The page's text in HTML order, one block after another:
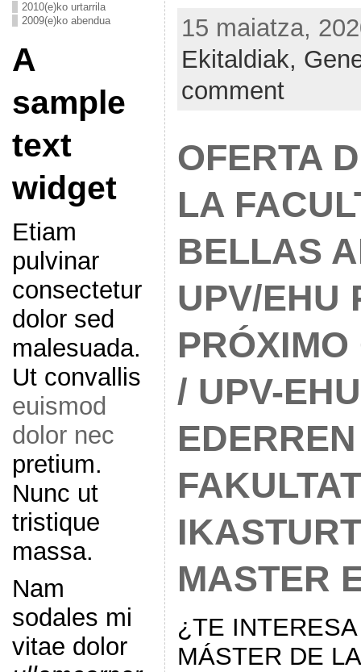
2010(e)ko urtarrila
2009(e)ko abendua
A
sample
text
widget
Etiam
pulvinar
consectetur
dolor sed
malesuada.
Ut convallis
euismod
dolor nec
pretium.
Nunc ut
tristique
massa.
Nam
sodales mi
vitae dolor
15 maiatza,
Ekitaldiak,
comment
OFERTA
LA
BELLAS
UPV/EHU
/ UPV-
EDERREN
MASTER
¿TE
MÁSTER DE